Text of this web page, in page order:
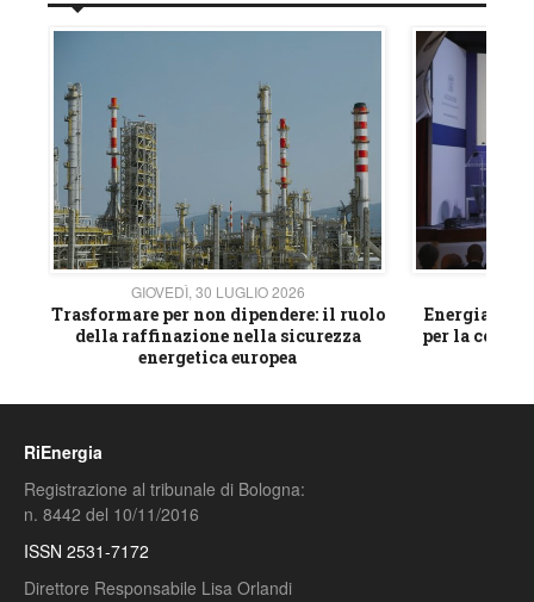
GIOVEDÌ, 30 LUGLIO 2026
Trasformare per non dipendere: il ruolo
della raffinazione nella sicurezza
energetica europea
Energia e
per la
RiEnergia
Registrazione al tribunale di Bologna:
n. 8442 del 10/11/2016
ISSN 2531-7172
Direttore Responsabile Lisa Orlandi